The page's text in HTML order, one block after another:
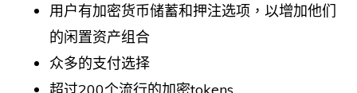
用户有加密货币储蓄和押注选项，以增加他们
的闲置资产组合
众多的支付选择
超过200个流行的加密tokens